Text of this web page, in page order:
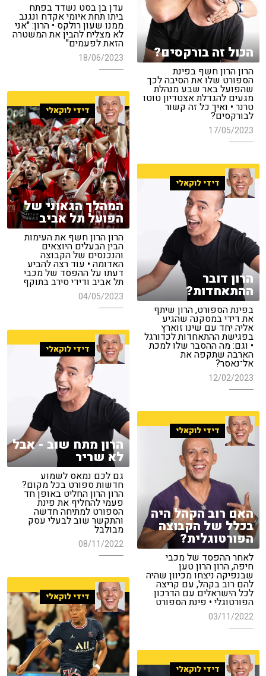
עדן בן בסט נשדד בפתח
ביתו תחת איומי אקדח ונגנב
ממנו שעון רולקס • הרון: "אני
לא מצליח להבין את המשטרה
הזאת לפעמים"
18/06/2023 הכול זה בורקסים?
הרון הרון חשף בפינת
הספורט שלו את הסיבה לכך
שהפועל באר שבע מנהלת
מגעים להגדלת אצטדיון טוטו
טרנר • ואיך כל זה קשור
לבורקסים?
17/05/2023
דידי לוקאלי
המהלך הגאוני של
הפועל תל אביב
הרון הרון חשף את העימות
הבין הבעלים היוצאים
והנכנסים של הקבוצה
האדומה • עוד רצה להביע
דעתו על ההפסד של מכבי
תל אביב ודידי סירב בתוקף
04/05/2023
דידי לוקאלי
הרון דובר
ההתאחדות?
בפינת הספורט, הרון שיתף
את דידי במסקנה שהגיע
אליה יחד עם שינו זוארץ
בפגישת ההתאחדות לכדורגל
• וגם: מה ההסבר שלו למכת
הארבה שתקפה את
אל־נאסר?
12/02/2023
דידי לוקאלי
הרון מתח שוב - אבל
לא שריר
גם לכם נמאס לשמוע
חדשות ספורט בכל מקום?
הרון הרון החליט באופן חד
פעמי להחליף את פינת
הספורט למתיחה חדשה
והתקשר שוב לבעלי עסק
מבולבל
08/11/2022
דידי לוקאלי
האם רוב הקהל היה
בכלל של הקבוצה
הפורטוגלית?
לאחר ההפסד של מכבי
חיפה, הרון הרון טען
שבנפיקה ניצחו מכיוון שהיה
להם רוב בקהל, עם קריצה
לכל הישראלים עם הדרכון
הפורטוגלי • פינת הספורט
03/11/2022
דידי לוקאלי
דידי לוקאלי